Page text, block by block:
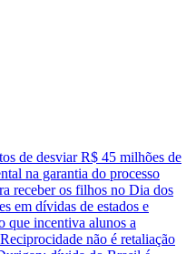
de desviar R$ 45 milhões de
na garantia do processo
receber os filhos no Dia dos
em dívidas de estados e
que incentiva alunos a
Reciprocidade não é retaliação